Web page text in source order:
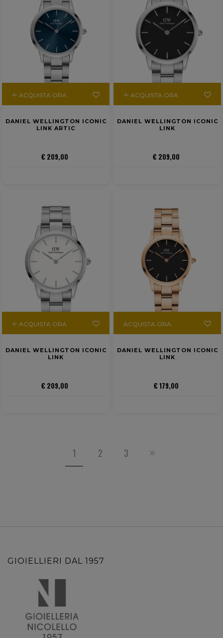
ACQUISTA ORA
DANIEL WELLINGTON ICONIC
LINK ARTIC
€ 209,00
ACQUISTA ORA
DANIEL WELLINGTON ICONIC
LINK
€ 209,00
ACQUISTA ORA
DANIEL WELLINGTON ICONIC
LINK
€ 209,00
ACQUISTA ORA
DANIEL WELLINGTON ICONIC
LINK
€ 179,00
1 2 3
GIOIELLIERI DAL 1957